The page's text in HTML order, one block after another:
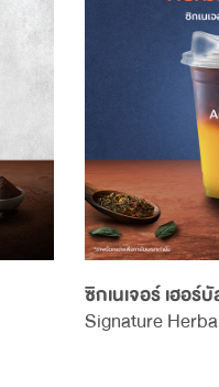
ซิกเนเจอร์ เฮอร์
Signature